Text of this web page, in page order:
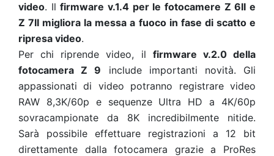
video. Ilfirmware v.1.4 per le fotocamere Z 6II e
Z 7II migliora la messa a fuoco in fase di scatto e
ripresa video.
Per chi riprende video, il firmware v.2.0 della
fotocamera Z 9 include importanti novità. Gli
appassionati di video potranno registrare video
RAW 8,3K/60p e sequenze Ultra HD a 4K/60p
sovracampionate da 8K incredibilmente nitide.
Sarà possibile effettuare registrazioni a 12 bit
direttamente dalla fotocamera grazie a ProRes